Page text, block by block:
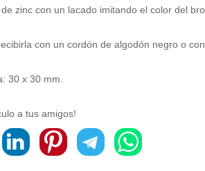
zinc con un lacado imitando el color del
con un cordón de algodón negro o
30 x 30 mm.
a tus amigos!